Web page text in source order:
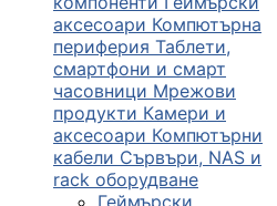
аксесоари Компютърна
периферия Таблети,
смартфони и смарт
часовници Мрежови
продукти Камери и
аксесоари Компютърни
кабели Сървъри, NAS и
rack оборудване
Геймърски